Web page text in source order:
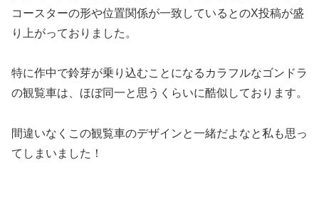
コースターの形や位置関係が一致しているとのX投稿が盛
り上がっておりました。
特に作中で鈴芽が乗り込むことになるカラフルなゴンドラ
の観覧車は、ほぼ同一と思うくらいに酷似しております。
間違いなくこの観覧車のデザインと一緒だよなと私も思っ
てしまいました！